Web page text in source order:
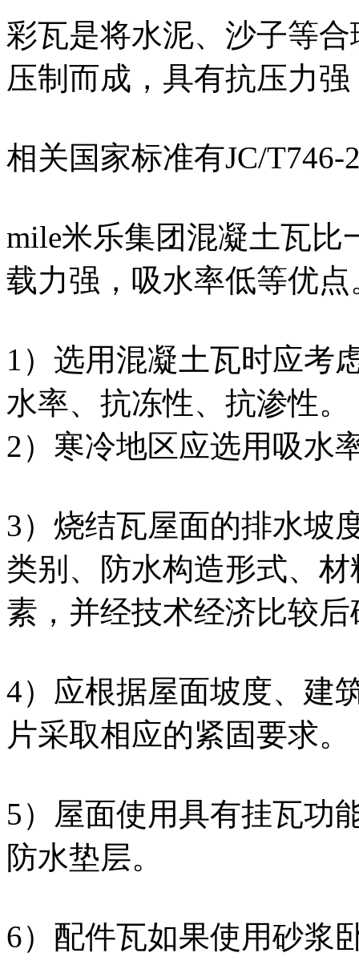
彩瓦是将水泥、沙子等
压制而成，具有抗压力
相关国家标准有JC/T746-
mile米乐集团混凝土瓦比
载力强，吸水率低等优点
1）选用混凝土瓦时应考
水率、抗冻性、抗渗性。
2）寒冷地区应选用吸水
3）烧结瓦屋面的排水坡
类别、防水构造形式、
素，并经技术经济比较
4）应根据屋面坡度、建
片采取相应的紧固要求。
5）屋面使用具有挂瓦功
防水垫层。
6）配件瓦如果使用砂浆